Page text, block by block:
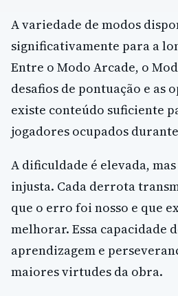
A variedade de modos
significativamente para a
Entre o Modo Arcade, o
desafios de pontuação e as
existe conteúdo suficiente
jogadores ocupados
A dificuldade é elevada,
injusta. Cada derrota
que o erro foi nosso e que
melhorar. Essa capacidade
aprendizagem e
maiores virtudes da obra.